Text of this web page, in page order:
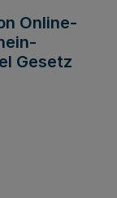
Online-
Gesetz